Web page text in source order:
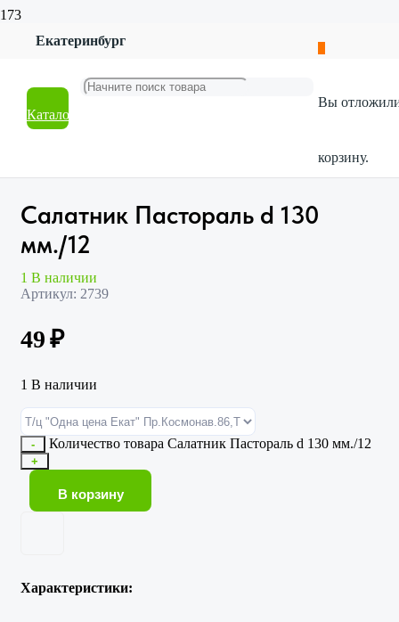
Екатеринбург
Каталог
Вы
корзину.
Посуда
Салатник Пастораль d 130 мм./12
Салатник Пастораль d 130
мм./12
1 В наличии
Артикул: 2739
49₽
1 В наличии
- Количество товара Салатник Пастораль d 130 мм./12
+
В корзину
Характеристики: